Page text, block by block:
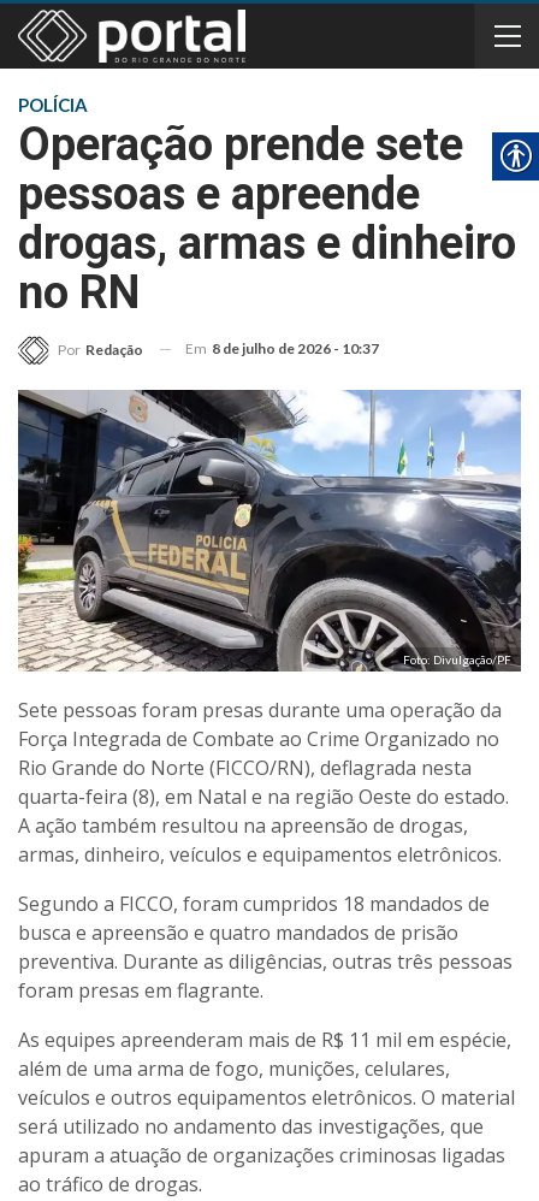
POLÍCIA
Operação prende sete
pessoas e apreende
drogas, armas e dinheiro
no RN
Por Redação Em 8 de julho de 2026 - 10:37
Foto: Divulgação/PF
Sete pessoas foram presas durante uma operação da
Força Integrada de Combate ao Crime Organizado no
Rio Grande do Norte (FICCO/RN), deflagrada nesta
quarta-feira (8), em Natal e na região Oeste do estado.
A ação também resultou na apreensão de drogas,
armas, dinheiro, veículos e equipamentos eletrônicos.
Segundo a FICCO, foram cumpridos 18 mandados de
busca e apreensão e quatro mandados de prisão
preventiva. Durante as diligências, outras três pessoas
foram presas em flagrante.
As equipes apreenderam mais de R$ 11 mil em espécie,
além de uma arma de fogo, munições, celulares,
veículos e outros equipamentos eletrônicos. O material
será utilizado no andamento das investigações, que
apuram a atuação de organizações criminosas ligadas
ao tráfico de drogas.